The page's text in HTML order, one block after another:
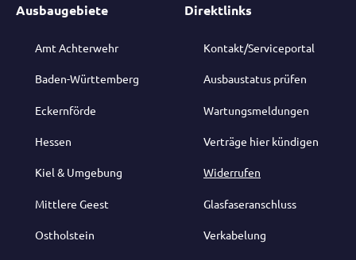
Ausbaugebiete
Amt Achterwehr
Baden-Württemberg
Eckernförde
Hessen
Kiel & Umgebung
Mittlere Geest
Ostholstein
Direktlinks
Kontakt/Serviceportal
Ausbaustatus prüfen
Wartungsmeldungen
Verträge hier kündigen
Widerrufen
Glasfaseranschluss
Verkabelung